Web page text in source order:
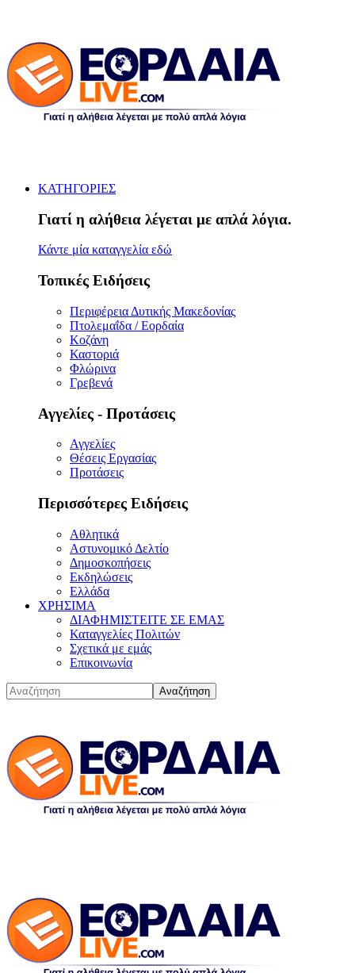
ΚΑΤΗΓΟΡΙΕΣ
Γιατί η αλήθεια λέγεται με απλά λόγια.
Κάντε μία καταγγελία εδώ
Τοπικές Ειδήσεις
Περιφέρεια Δυτικής Μακεδονίας
Πτολεμαΐδα / Εορδαία
Κοζάνη
Καστοριά
Φλώρινα
Γρεβενά
Αγγελίες - Προτάσεις
Αγγελίες
Θέσεις Εργασίας
Προτάσεις
Περισσότερες Ειδήσεις
Αθλητικά
Αστυνομικό Δελτίο
Δημοσκοπήσεις
Εκδηλώσεις
Ελλάδα
ΧΡΗΣΙΜΑ
ΔΙΑΦΗΜΙΣΤΕΙΤΕ ΣΕ ΕΜΑΣ
Καταγγελίες Πολιτών
Σχετικά με εμάς
Επικοινωνία